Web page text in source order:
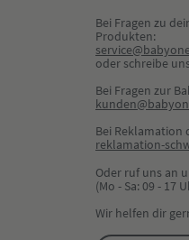
Bei Fragen zu
Produkten:
oder schreibe
Bei Fragen zur
Bei Reklamation
reklamation-
Oder ruf uns an
(Mo - Sa: 09 - 17
Wir helfen dir